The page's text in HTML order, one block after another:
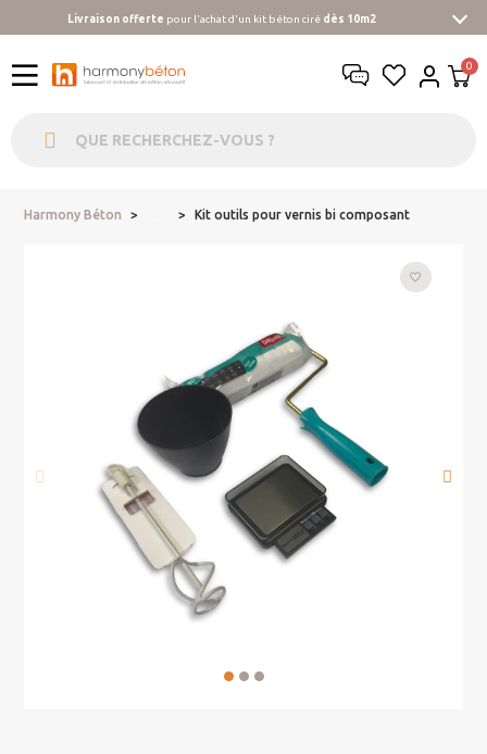
Livraison offerte pour l'achat d'un kit béton ciré dès 10m2
Harmony Béton Kit outils pour vernis bi composant
favorite_border